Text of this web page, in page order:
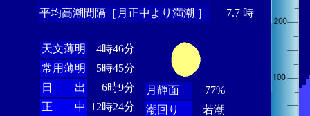
平均高潮間隔［月正中より満潮 ］
7.7 時
天文薄明
4時46分
常用薄明
5時45分
日 出
6時9分
正 中 12時24分
月輝面
77%
潮回り
若潮